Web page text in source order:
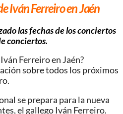
Iván Ferreiro en Jaén
las fechas de los conciertos
conciertos.
Ferreiro en Jaén?
sobre todos los próximos
se prepara para la nueva
el gallego Iván Ferreiro.